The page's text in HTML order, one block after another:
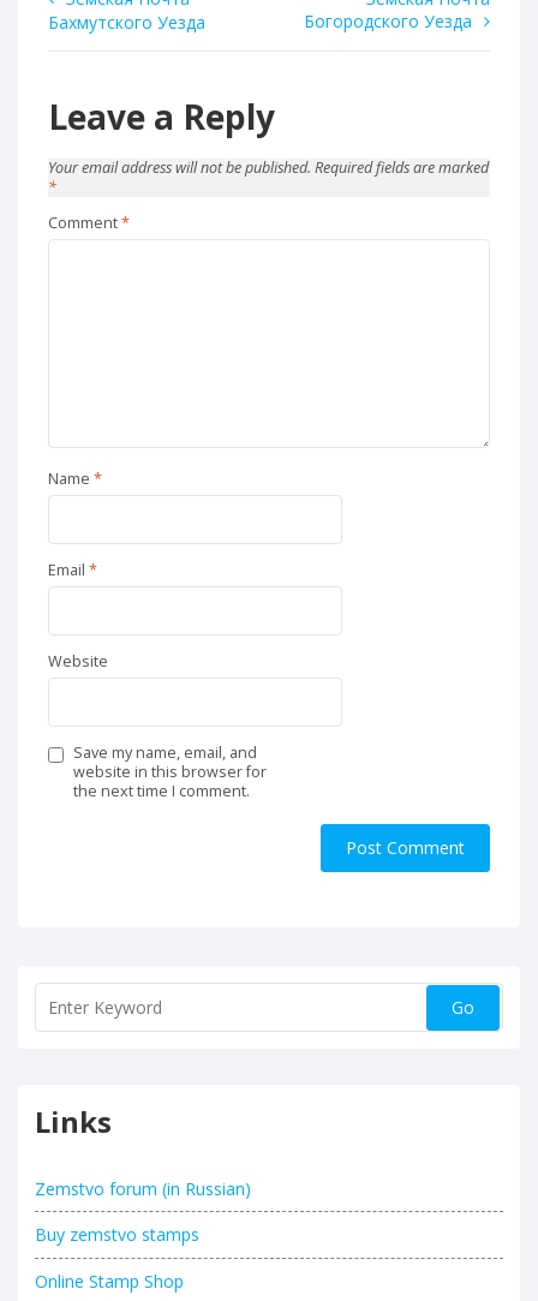
navigation
Бахмутского Уезда
Богородского Уезда
Leave a Reply
Your email address will not be published. Required fields are marked
*
Comment*
Name *
Email *
Website
Save my name, email, and
website in this browser for
the next time I comment.
Links
Zemstvo forum (in Russian)
Buy zemstvo stamps
Online Stamp Shop